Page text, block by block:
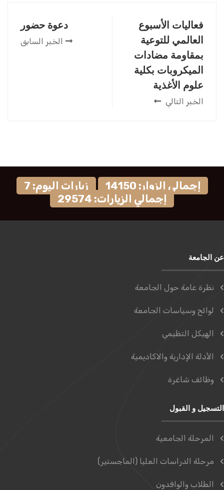
دعوة حضور
الخبر السابق
فعاليات الأسبوع
العالمي للتوعية
بمقاومة مضادات
الميكروبات بكلية
علوم الأغذية
الخبر التالي
إجمالي الزوار: 14150
زيارات اليوم: 7
إجمالي الزيارات: 29574
عن الجامعة
نظرة عامة حول الجامعة
لوائح وسياسات الجامعة
الهيكل التظيمي
الأدلة الإدارية والاكاديمية
وظائف شاغرة
التسجيل و القبول
المرحلة الجامعية
مرحلة الدراسات العليا (الماجستير)
الطلاب والوافدون